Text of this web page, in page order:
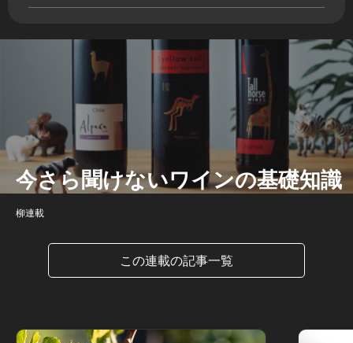
今さら聞けないワインの基礎知識
柳連載
この連載の記事一覧